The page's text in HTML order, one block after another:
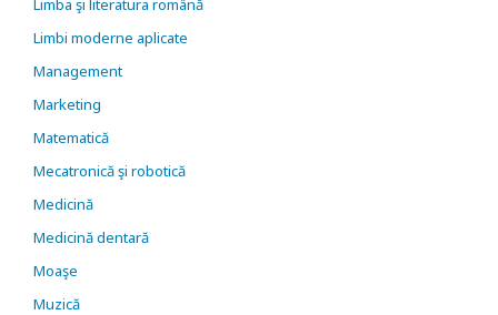
Limba şi literatura română
Limbi moderne aplicate
Management
Marketing
Matematică
Mecatronică şi robotică
Medicină
Medicină dentară
Moaşe
Muzică